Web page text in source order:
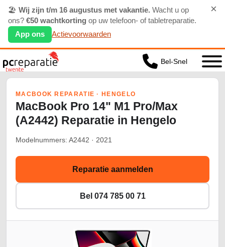
🏖️ Wij zijn t/m 16 augustus met vakantie. Wacht u op
ons? €50 wachtkorting op uw telefoon- of tabletreparatie.
App ons
Actievoorwaarden
×
Bel-Snel
MACBOOK REPARATIE · HENGELO
MacBook Pro 14" M1 Pro/Max
(A2442) Reparatie in Hengelo
Modelnummers: A2442 · 2021
Reparatie aanmelden
Bel 074 785 00 71